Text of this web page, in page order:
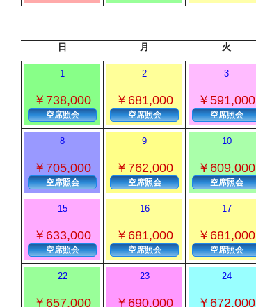
日 月 火
1
￥738,000
空席照会
2
￥681,000
空席照会
3
￥591,000
空席照会
8
￥705,000
空席照会
9
￥762,000
空席照会
10
￥609,000
空席照会
15
￥633,000
空席照会
16
￥681,000
空席照会
17
￥681,000
空席照会
22
￥657,000
23
￥690,000
24
￥672,000